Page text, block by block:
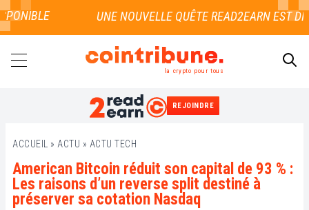
la crypto pour tous
REJOINDRE
ACCUEIL » ACTU » ACTU TECH
American Bitcoin réduit son capital de 93 % :
Les raisons d’un reverse split destiné à
préserver sa cotation Nasdaq